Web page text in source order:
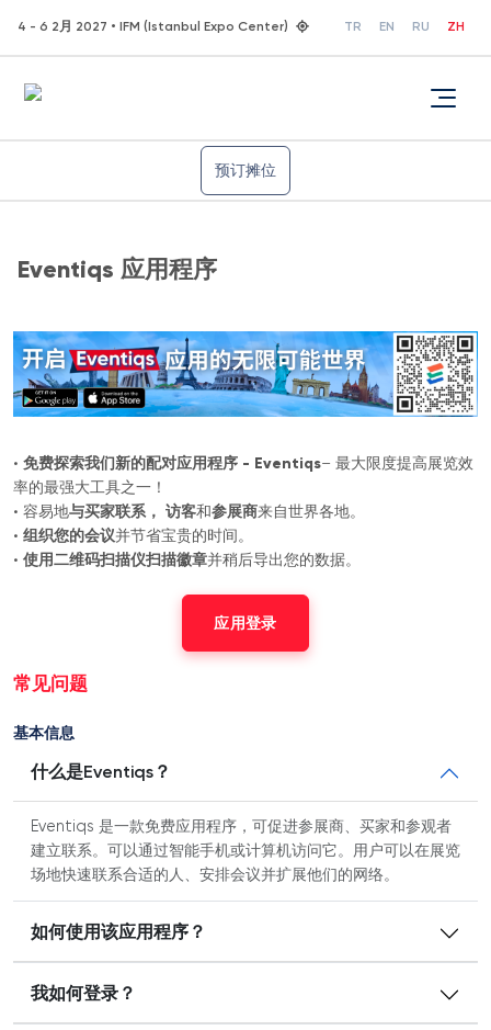
4 - 6 2月 2027 • IFM (Istanbul Expo Center) TR EN RU ZH
预订摊位
Eventiqs 应用程序
• 免费探索我们新的配对应用程序 - Eventiqs– 最大限度提高展览效
率的最强大工具之一！
• 容易地与买家联系， 访客和参展商来自世界各地。
• 组织您的会议并节省宝贵的时间。
• 使用二维码扫描仪扫描徽章并稍后导出您的数据。
应用登录
常见问题
基本信息
什么是Eventiqs？
Eventiqs 是一款免费应用程序，可促进参展商、买家和参观者
建立联系。可以通过智能手机或计算机访问它。用户可以在展览
场地快速联系合适的人、安排会议并扩展他们的网络。
如何使用该应用程序？
我如何登录？